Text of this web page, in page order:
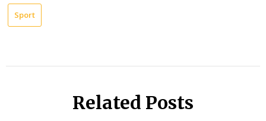
Sport
Related Posts